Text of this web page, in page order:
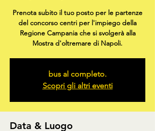
Prenota subito il tuo posto per le partenze
del concorso centri per l'impiego della
Regione Campania che si svolgerà alla
Mostra d'oltremare di Napoli.
bus al completo.
Scopri gli altri eventi
Data & Luogo